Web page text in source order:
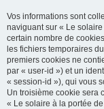
Vos informations sont
naviguant sur « Le
certain nombre de
les fichiers temporaires
premiers cookies ne
par « user-id ») et un
« session-id »), qui vous
Un troisième cookie sera
« Le solaire à la portée